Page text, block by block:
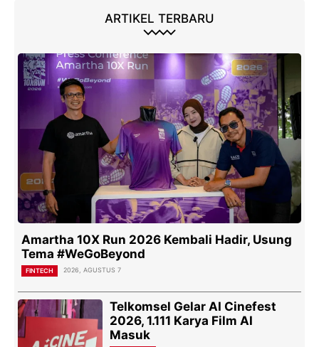
ARTIKEL TERBARU
Amartha 10X Run 2026 Kembali Hadir, Usung
Tema #WeGoBeyond
FINTECH 2026, AGUSTUS 7
Telkomsel Gelar AI Cinefest
2026, 1.111 Karya Film AI
Masuk